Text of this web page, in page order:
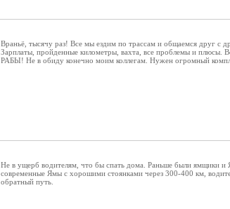
Враньё, тысячу раз! Все мы ездим по трассам и общаемся друг с
Зарплаты, пройденные километры, вахта, все проблемы и плюсы.
РАБЫ! Не в обиду конечно моим коллегам. Нужен огромный
Не в ущерб водителям, что бы спать дома. Раньше были ямщики и
современные Ямы с хорошими стоянками через 300-400 км,
обратный путь.